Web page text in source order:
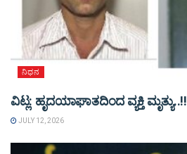
ನಿಧನ
ವಿಟ್ಲ: ಹೃದಯಾಘಾತದಿಂದ ವ್ಯಕ್ತಿ ಮೃತ್ಯು..!!
JULY 12, 2026